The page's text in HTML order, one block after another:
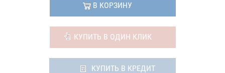
В КОРЗИНУ
КУПИТЬ В ОДИН КЛИК
КУПИТЬ В КРЕДИТ